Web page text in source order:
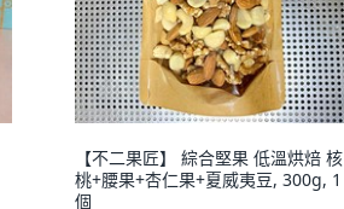
【不二果匠】 綜合堅果 低溫烘焙 核
桃+腰果+杏仁果+夏威夷豆, 300g, 1
個